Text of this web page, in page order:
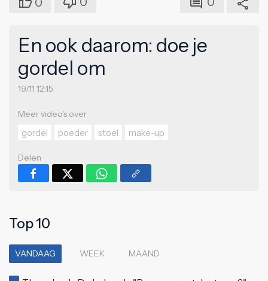
En ook daarom: doe je
gordel om
19/11 12:15
Meer video's over
gordel
poeder stoel make-up
Delen
Top 10
VANDAAG WEEK MAAND